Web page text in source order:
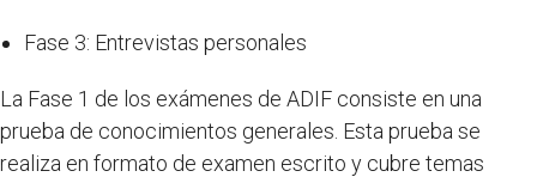
Fase 3: Entrevistas personales
La Fase 1 de los exámenes de ADIF consiste en una
prueba de conocimientos generales. Esta prueba se
realiza en formato de examen escrito y cubre temas